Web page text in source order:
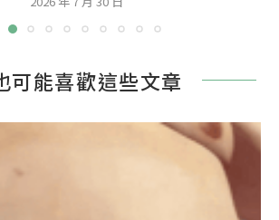
可能喜歡這些文章